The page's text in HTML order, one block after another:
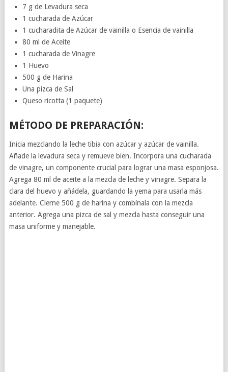
7 g de Levadura seca
1 cucharada de Azúcar
1 cucharadita de Azúcar de vainilla o Esencia de vainilla
80 ml de Aceite
1 cucharada de Vinagre
1 Huevo
500 g de Harina
Una pizca de Sal
Queso ricotta (1 paquete)
MÉTODO DE PREPARACIÓN:
Inicia mezclando la leche tibia con azúcar y azúcar de vainilla.
Añade la levadura seca y remueve bien. Incorpora una cucharada
de vinagre, un componente crucial para lograr una masa esponjosa.
Agrega 80 ml de aceite a la mezcla de leche y vinagre. Separa la
clara del huevo y añádela, guardando la yema para usarla más
adelante. Cierne 500 g de harina y combínala con la mezcla
anterior. Agrega una pizca de sal y mezcla hasta conseguir una
masa uniforme y manejable.